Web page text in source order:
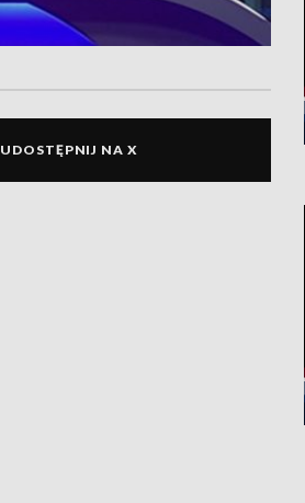
UDOSTĘPNIJ NA X